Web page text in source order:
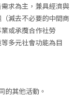
求為主，兼具經濟與
減去不必要的中間商
或承攬合作社勞
多元社會功能為目
的其他活動。